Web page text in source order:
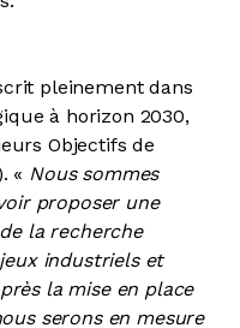
pleinement dans
à horizon 2030,
Objectifs de
« Nous sommes
proposer une
la recherche
industriels et
la mise en place
serons en mesure